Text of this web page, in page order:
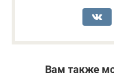
Вам также